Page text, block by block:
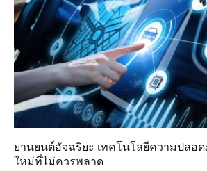
ยานยนต์อัจฉริยะ เทคโนโลยีความปลอ
ใหม่ที่ไม่ควรพลาด